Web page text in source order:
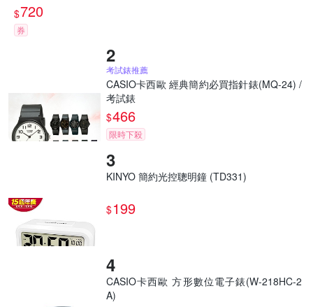
$720
券
考試錶推薦
CASIO卡西歐 經典簡約必買指針錶(MQ-24) /
考試錶
$466
限時下殺
KINYO 簡約光控聰明鐘 (TD331)
$199
CASIO卡西歐 方形數位電子錶(W-218HC-2
A)